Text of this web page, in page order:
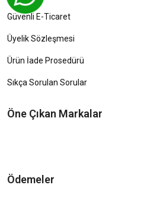
Güvenli E-Ticaret
Üyelik Sözleşmesi
Ürün İade Prosedürü
Sıkça Sorulan Sorular
Öne Çıkan Markalar
Ödemeler